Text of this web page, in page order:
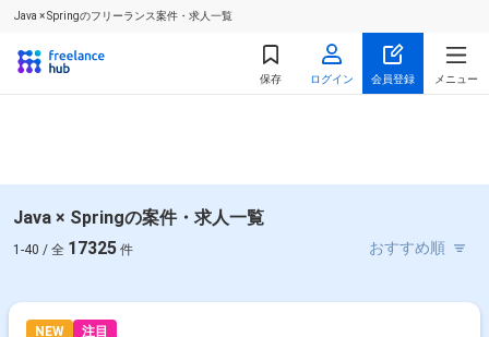
Java × Springのフリーランス案件・求人一覧
保存 ログイン 会員登録 メニュー
Java × Springの案件・求人一覧
1-40 / 全 17325 件
NEW 注目